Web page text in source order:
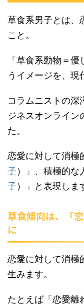
草食系男子とは、
こと。
「草食系動物＝
うイメージを、現
コラムニストの
ジネスオンライン
た。
恋愛に対して消極
子）」、積極的な
子）」と表現しま
草食傾向は、「
に
恋愛に対して消極
生みます。
たとえば「恋愛離